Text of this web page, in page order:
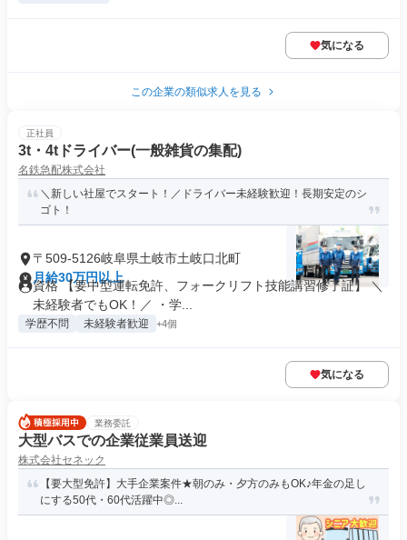
気になる
この企業の類似求人を見る
正社員
3t・4tドライバー(一般雑貨の集配)
名鉄急配株式会社
＼新しい社屋でスタート！／ドライバー未経験歓迎！長期安定のシ
ゴト！
〒509-5126岐阜県土岐市土岐口北町
月給30万円以上
資格 【要中型運転免許、フォークリフト技能講習修了証】 ＼
未経験者でもOK！／ ・学...
学歴不問 未経験者歓迎 +4個
気になる
業務委託
大型バスでの企業従業員送迎
株式会社セネック
【要大型免許】大手企業案件★朝のみ・夕方のみもOK♪年金の足し
にする50代・60代活躍中◎...